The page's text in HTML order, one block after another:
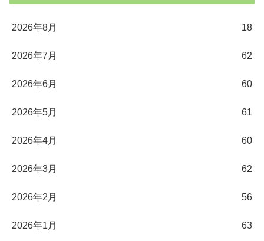
2026年8月 18
2026年7月 62
2026年6月 60
2026年5月 61
2026年4月 60
2026年3月 62
2026年2月 56
2026年1月 63